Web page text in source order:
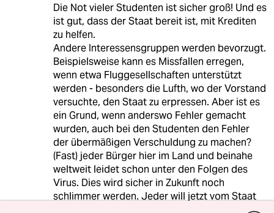
Die Not vieler Studenten ist sicher groß! Und es
ist gut, dass der Staat bereit ist, mit Krediten
zu helfen.
Andere Interessensgruppen werden bevorzugt.
Beispielsweise kann es Missfallen erregen,
wenn etwa Fluggesellschaften unterstützt
werden - besonders die Lufth, wo der Vorstand
versuchte, den Staat zu erpressen. Aber ist es
ein Grund, wenn anderswo Fehler gemacht
wurden, auch bei den Studenten den Fehler
der übermäßigen Verschuldung zu machen?
(Fast) jeder Bürger hier im Land und beinahe
weltweit leidet schon unter den Folgen des
Virus. Dies wird sicher in Zukunft noch
schlimmer werden. Jeder will jetzt vom Staat